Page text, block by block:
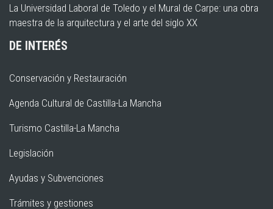
La Universidad Laboral de Toledo y el Mural de Carpe: una obra
maestra de la arquitectura y el arte del siglo XX
DE INTERÉS
Conservación y Restauración
Agenda Cultural de Castilla-La Mancha
Turismo Castilla-La Mancha
Legislación
Ayudas y Subvenciones
Trámites y gestiones